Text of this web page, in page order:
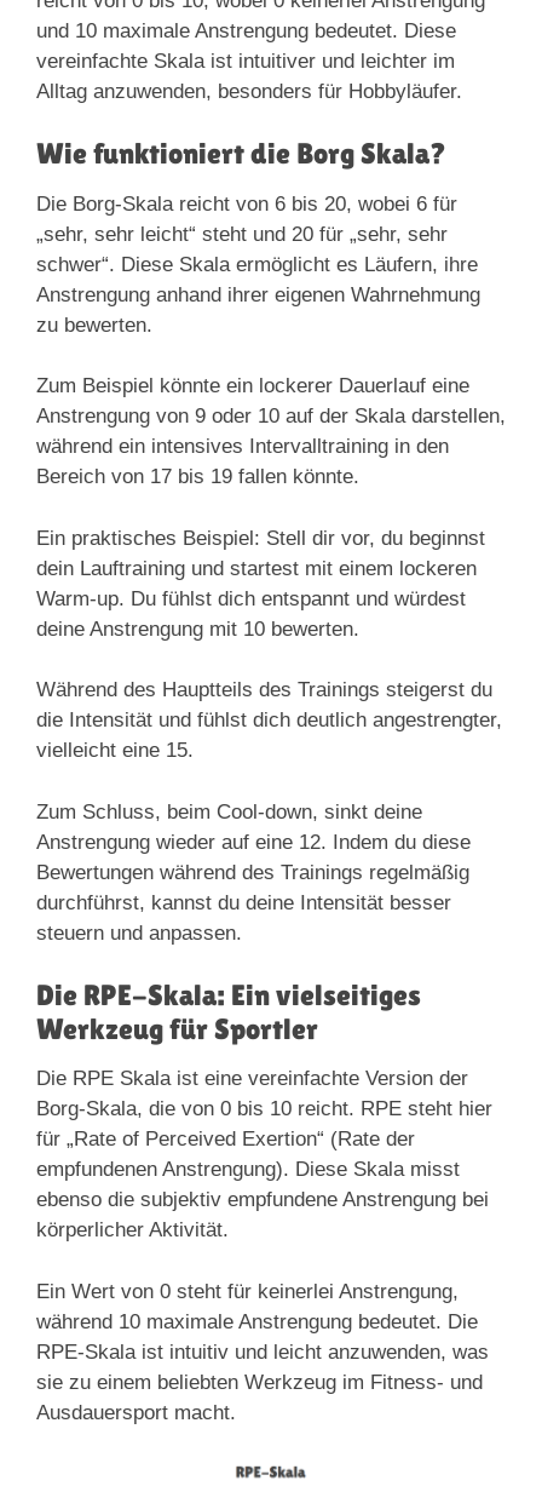
und 10 maximale Anstrengung bedeutet. Diese
vereinfachte Skala ist intuitiver und leichter im
Alltag anzuwenden, besonders für Hobbyläufer.
Wie funktioniert die Borg Skala?
Die Borg-Skala reicht von 6 bis 20, wobei 6 für
„sehr, sehr leicht“ steht und 20 für „sehr, sehr
schwer“. Diese Skala ermöglicht es Läufern, ihre
Anstrengung anhand ihrer eigenen Wahrnehmung
zu bewerten.
Zum Beispiel könnte ein lockerer Dauerlauf eine
Anstrengung von 9 oder 10 auf der Skala darstellen,
während ein intensives Intervalltraining in den
Bereich von 17 bis 19 fallen könnte.
Ein praktisches Beispiel: Stell dir vor, du beginnst
dein Lauftraining und startest mit einem lockeren
Warm-up. Du fühlst dich entspannt und würdest
deine Anstrengung mit 10 bewerten.
Während des Hauptteils des Trainings steigerst du
die Intensität und fühlst dich deutlich angestrengter,
vielleicht eine 15.
Zum Schluss, beim Cool-down, sinkt deine
Anstrengung wieder auf eine 12. Indem du diese
Bewertungen während des Trainings regelmäßig
durchführst, kannst du deine Intensität besser
steuern und anpassen.
Die RPE-Skala: Ein vielseitiges
Werkzeug für Sportler
Die RPE Skala ist eine vereinfachte Version der
Borg-Skala, die von 0 bis 10 reicht. RPE steht hier
für „Rate of Perceived Exertion“ (Rate der
empfundenen Anstrengung). Diese Skala misst
ebenso die subjektiv empfundene Anstrengung bei
körperlicher Aktivität.
Ein Wert von 0 steht für keinerlei Anstrengung,
während 10 maximale Anstrengung bedeutet. Die
RPE-Skala ist intuitiv und leicht anzuwenden, was
sie zu einem beliebten Werkzeug im Fitness- und
Ausdauersport macht.